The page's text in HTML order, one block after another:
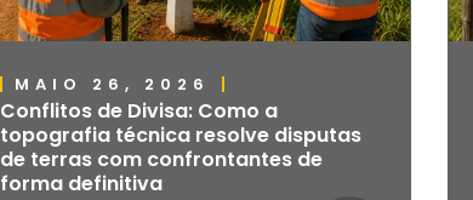
MAIO 26, 2026
Conflitos de Divisa: Como a
topografia técnica resolve disputas
de terras com confrontantes de
forma definitiva